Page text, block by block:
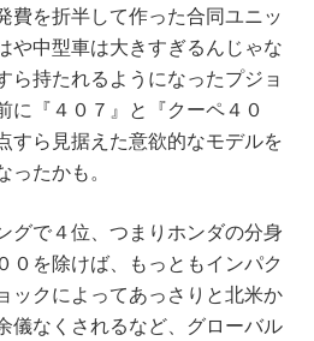
費を折半して作った合同ユニッ
や中型車は大きすぎるんじゃな
ら持たれるようになったプジョ
に『４０７』と『クーペ４０
すら見据えた意欲的なモデルを
たかも。
グで４位、つまりホンダの分身
０を除けば、もっともインパク
ックによってあっさりと北米か
儀なくされるなど、グローバル